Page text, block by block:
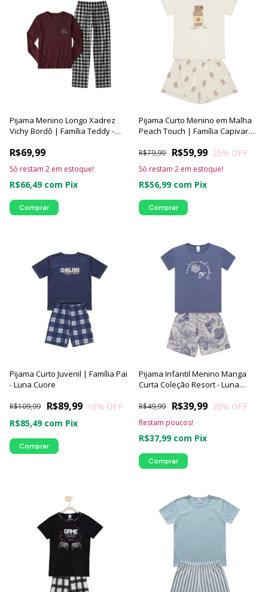
Pijama Menino Longo Xadrez
Vichy Bordô | Família Teddy -
R$69,99
R$66,49 com Pix
Só restam 2 em estoque!
Comprar
Pijama Curto Menino em Malha
Peach Touch | Família Capivara -
R$59,99
R$79,99 25% OFF
R$56,99 com Pix
Só restam 2 em estoque!
Comprar
Pijama Curto Juvenil | Família Pai
- Luna Cuore
R$89,99
R$109,99 18% OFF
R$85,49 com Pix
Comprar
Pijama Infantil Menino Manga
Curta Coleção Resort - Luna
R$39,99
R$49,99 20% OFF
R$37,99 com Pix
Restam poucos!
Comprar